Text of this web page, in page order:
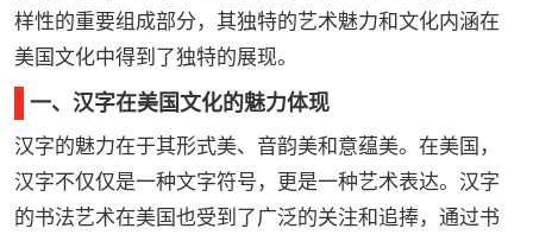
样性的重要组成部分，其独特的艺术魅力和文化内涵在
美国文化中得到了独特的展现。
一、汉字在美国文化的魅力体现
汉字的魅力在于其形式美、音韵美和意蕴美。在美国，
汉字不仅仅是一种文字符号，更是一种艺术表达。汉字
的书法艺术在美国也受到了广泛的关注和追捧，通过书